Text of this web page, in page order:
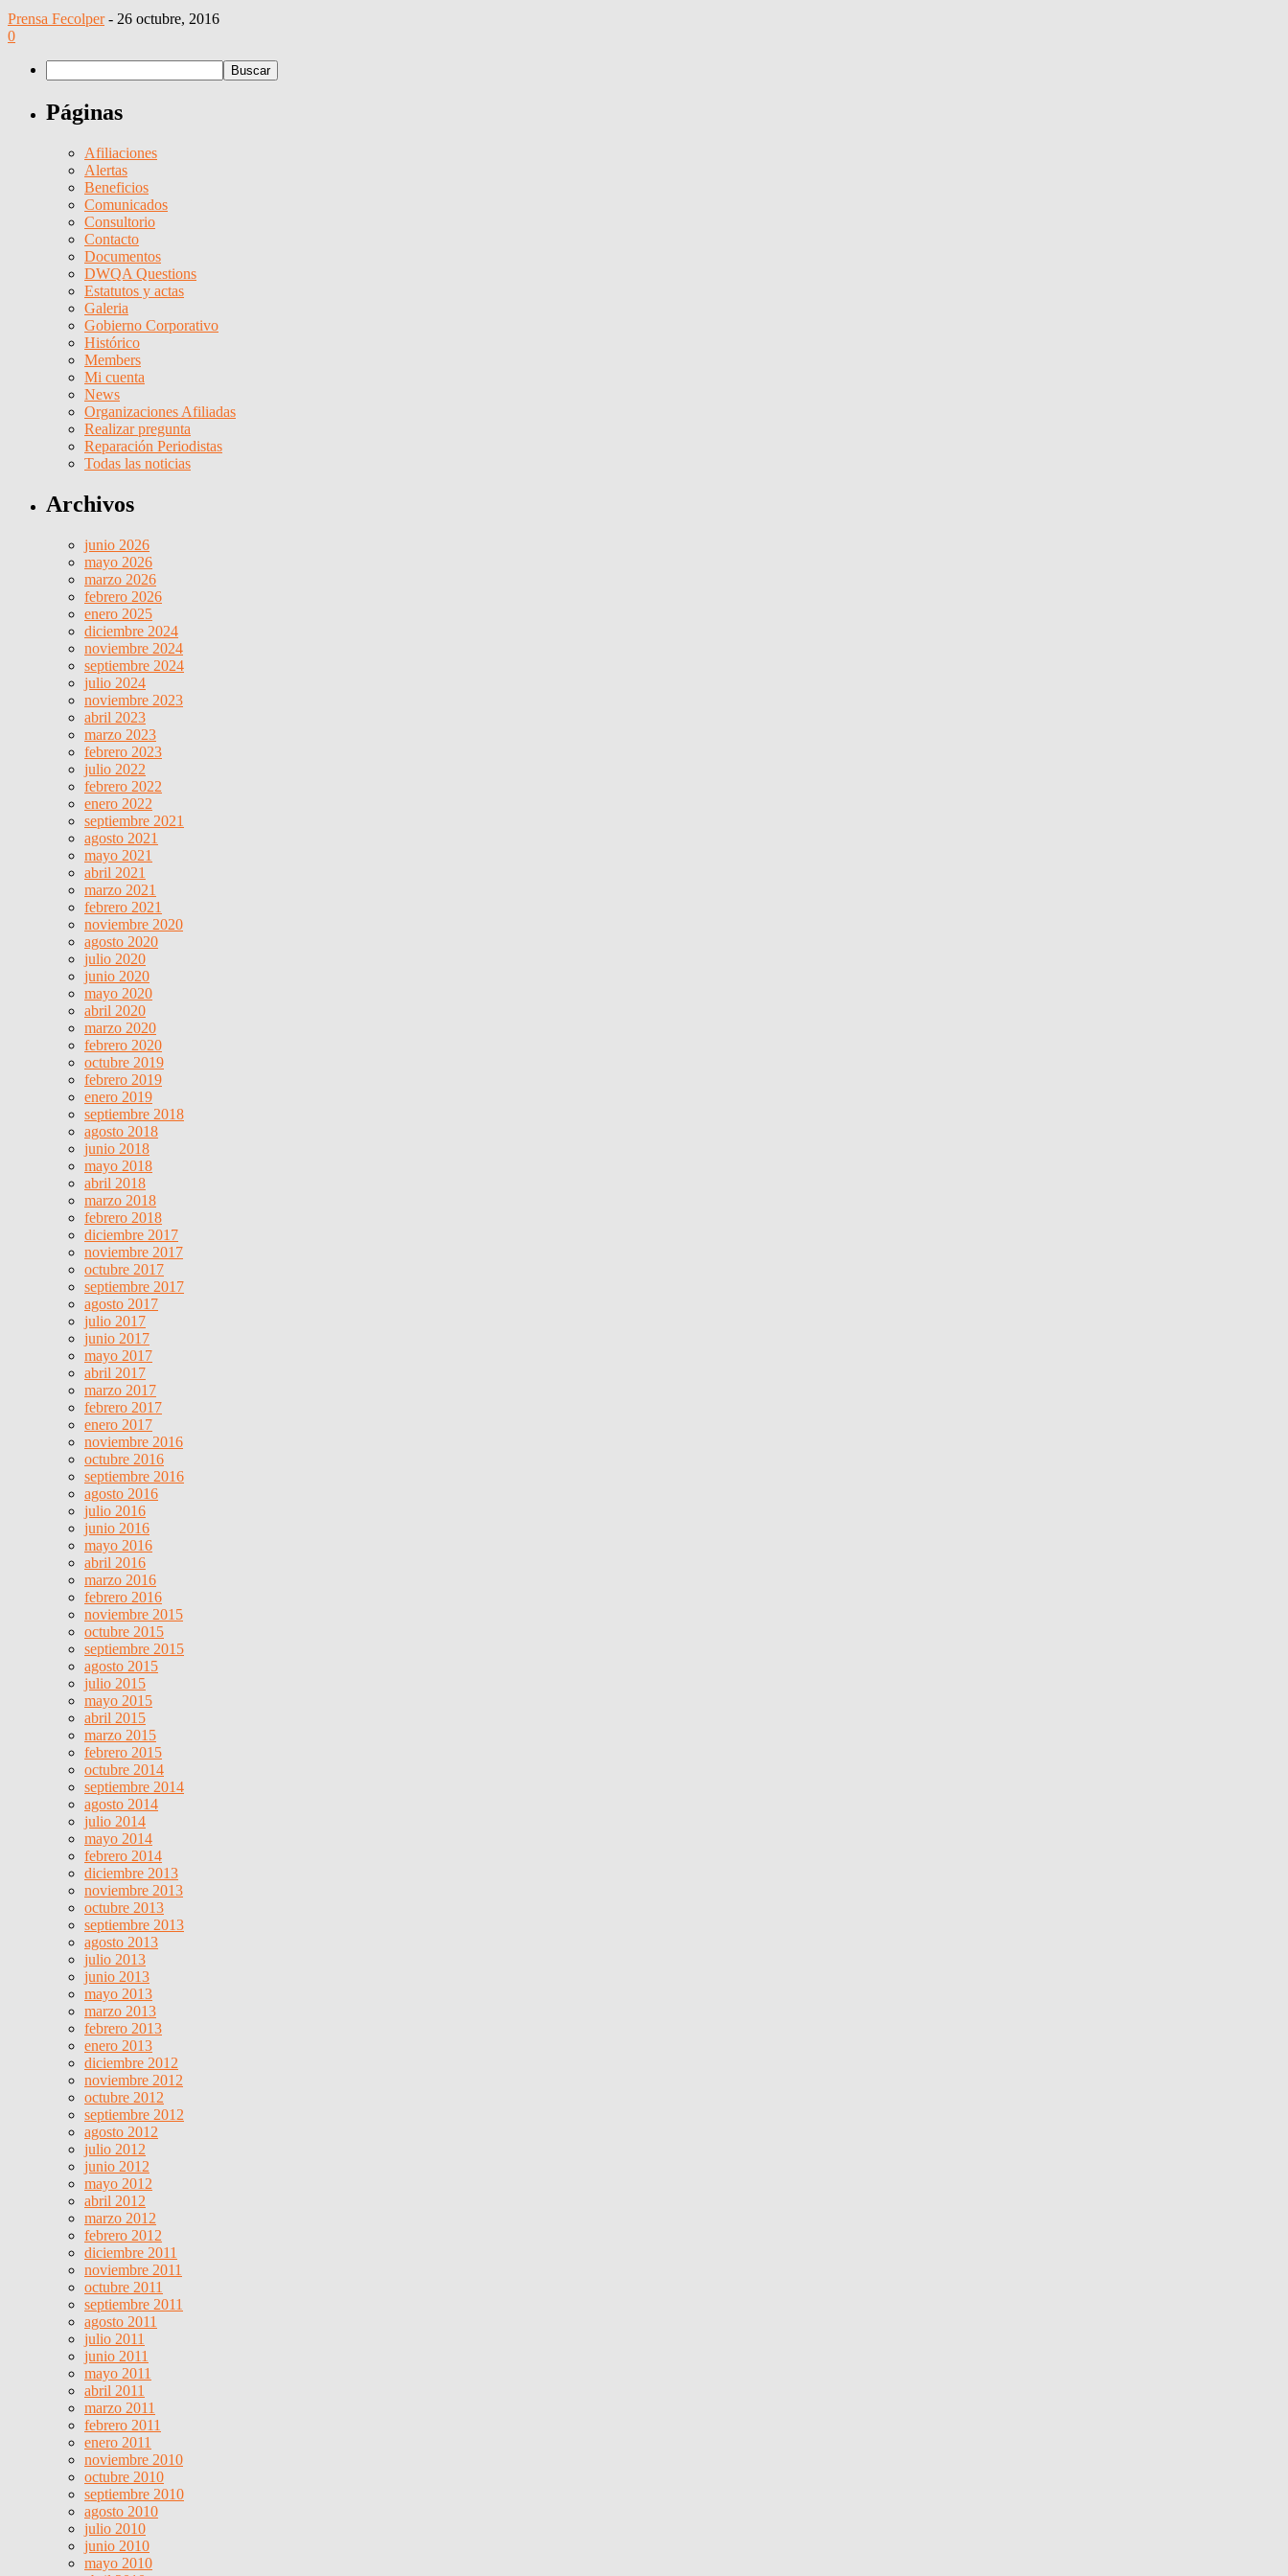
Prensa Fecolper - 26 octubre, 2016
0
Páginas
Afiliaciones
Alertas
Beneficios
Comunicados
Consultorio
Contacto
Documentos
DWQA Questions
Estatutos y actas
Galeria
Gobierno Corporativo
Histórico
Members
Mi cuenta
News
Organizaciones Afiliadas
Realizar pregunta
Reparación Periodistas
Todas las noticias
Archivos
junio 2026
mayo 2026
marzo 2026
febrero 2026
enero 2025
diciembre 2024
noviembre 2024
septiembre 2024
julio 2024
noviembre 2023
abril 2023
marzo 2023
febrero 2023
julio 2022
febrero 2022
enero 2022
septiembre 2021
agosto 2021
mayo 2021
abril 2021
marzo 2021
febrero 2021
noviembre 2020
agosto 2020
julio 2020
junio 2020
mayo 2020
abril 2020
marzo 2020
febrero 2020
octubre 2019
febrero 2019
enero 2019
septiembre 2018
agosto 2018
junio 2018
mayo 2018
abril 2018
marzo 2018
febrero 2018
diciembre 2017
noviembre 2017
octubre 2017
septiembre 2017
agosto 2017
julio 2017
junio 2017
mayo 2017
abril 2017
marzo 2017
febrero 2017
enero 2017
noviembre 2016
octubre 2016
septiembre 2016
agosto 2016
julio 2016
junio 2016
mayo 2016
abril 2016
marzo 2016
febrero 2016
noviembre 2015
octubre 2015
septiembre 2015
agosto 2015
julio 2015
mayo 2015
abril 2015
marzo 2015
febrero 2015
octubre 2014
septiembre 2014
agosto 2014
julio 2014
mayo 2014
febrero 2014
diciembre 2013
noviembre 2013
octubre 2013
septiembre 2013
agosto 2013
julio 2013
junio 2013
mayo 2013
marzo 2013
febrero 2013
enero 2013
diciembre 2012
noviembre 2012
octubre 2012
septiembre 2012
agosto 2012
julio 2012
junio 2012
mayo 2012
abril 2012
marzo 2012
febrero 2012
diciembre 2011
noviembre 2011
octubre 2011
septiembre 2011
agosto 2011
julio 2011
junio 2011
mayo 2011
abril 2011
marzo 2011
febrero 2011
enero 2011
noviembre 2010
octubre 2010
septiembre 2010
agosto 2010
julio 2010
junio 2010
mayo 2010